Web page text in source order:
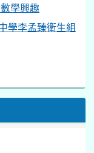
學興趣
學李孟臻衛生組